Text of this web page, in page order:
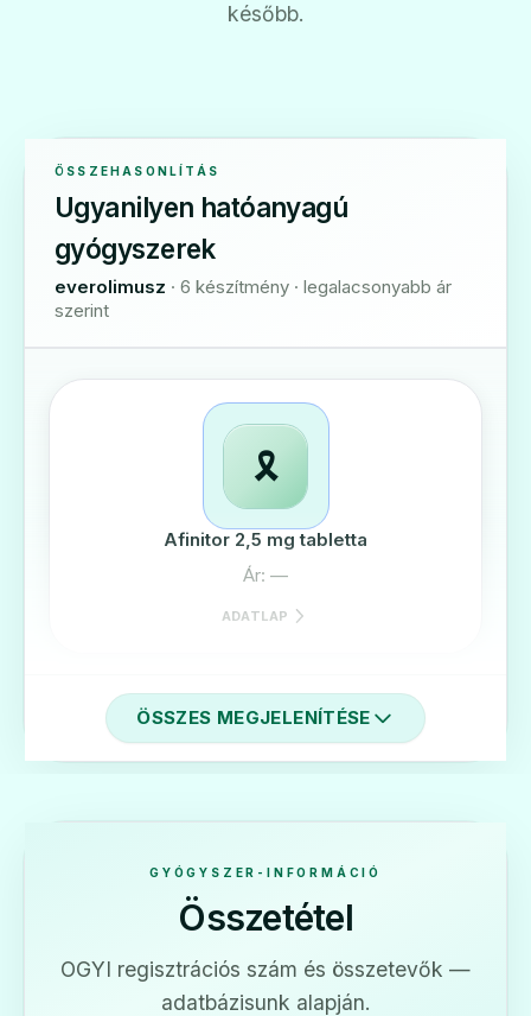
később.
ÖSSZEHASONLÍTÁS
Ugyanilyen hatóanyagú
gyógyszerek
everolimusz · 6 készítmény · legalacsonyabb ár
szerint
🎗️
Afinitor 2,5 mg tabletta
Ár: —
ADATLAP
🎗️
Ár: —
ADATLAP
ÖSSZES MEGJELENÍTÉSE
GYÓGYSZER-INFORMÁCIÓ
Összetétel
OGYI regisztrációs szám és összetevők —
adatbázisunk alapján.